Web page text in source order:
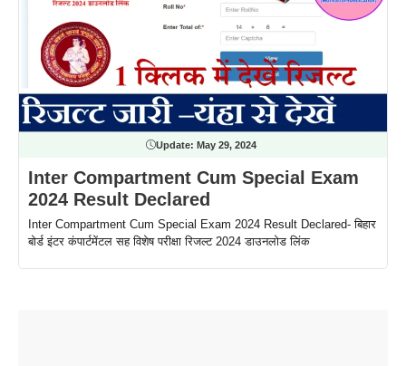
Update: May 29, 2024
Inter Compartment Cum Special Exam
2024 Result Declared
Inter Compartment Cum Special Exam 2024 Result Declared- बिहार
बोर्ड इंटर कंपार्टमेंटल सह विशेष परीक्षा रिजल्ट 2024 डाउनलोड लिंक